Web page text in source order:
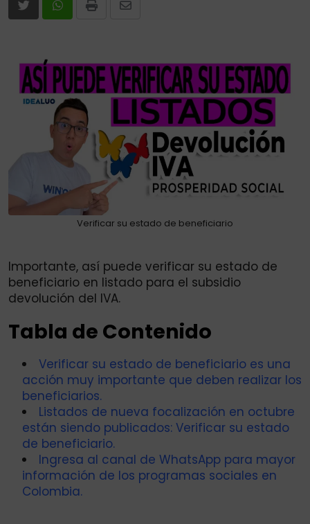
Print
Share
Verificar su estado de beneficiario
Importante, así puede verificar su estado de
beneficiario en listado para el subsidio
devolución del IVA.
Tabla de Contenido
Verificar su estado de beneficiario es una
acción muy importante que deben realizar los
beneficiarios.
Listados de nueva focalización en octubre
están siendo publicados: Verificar su estado
de beneficiario.
Ingresa al canal de WhatsApp para mayor
información de los programas sociales en
Colombia.